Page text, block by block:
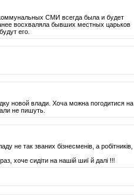
СМИ всегда была и будет
восхваляла бывших местных царьков
его.
новой влади. Хоча можна погодитися на
не пишуть.
не так званих бізнесменів, а робітників,
хоче сидіти на нашій шиї й далі !!!